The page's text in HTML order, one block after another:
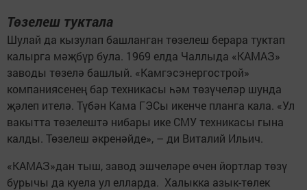
Төзелеш туктала
Шулай да кызулап башланган төзелеш берара туктап
калырга мәҗбүр була. 1969 елда Чаллыда «КАМАЗ»
заводы төзелә башлый. «Камгэсэнергострой»
компаниясенең бар техникасы һәм төзүчеләр шунда
җәлеп ителә. Түбән Кама ГЭСы икенче планга кала. «Ул
вакытта төзелештә нибары ике СМУ техникасы гына
калды. Төзелеш әкренәйде», – ди Виталий Ильич.
«КАМАЗ»дан тыш, завод эшчеләре өчен йортлар төзү
бурычы да куела ул елларда. Халыкка азык-төлек